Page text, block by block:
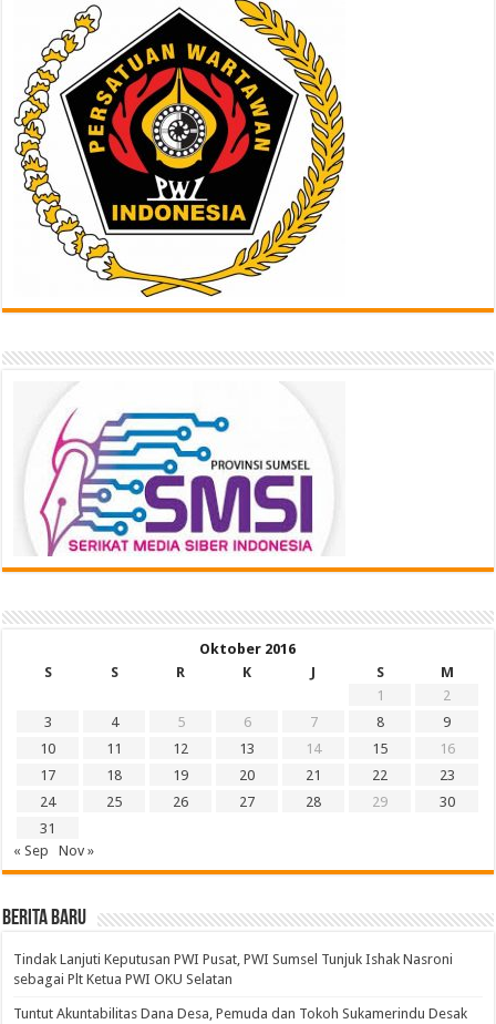
Oktober 2016
S
S R K J S
M
1
2
3
4 5 6 7 8
9
10
11 12 13 14 15
16
17
18 19 20 21 22
23
24
25 26 27 28 29
30
31
« Sep
Nov »
BERITA BARU
Tindak Lanjuti Keputusan PWI Pusat, PWI Sumsel Tunjuk Ishak Nasroni
sebagai Plt Ketua PWI OKU Selatan
Tuntut Akuntabilitas Dana Desa, Pemuda dan Tokoh Sukamerindu Desak